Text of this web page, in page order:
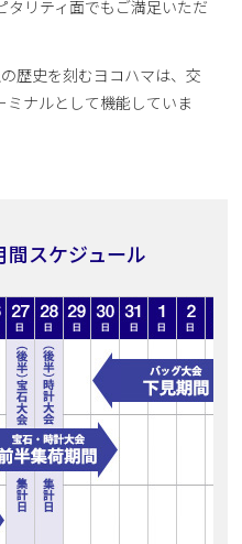
リティ面でもご満足いただ
歴史を刻むヨコハマは、交
ナルとして機能していま
間スケジュール